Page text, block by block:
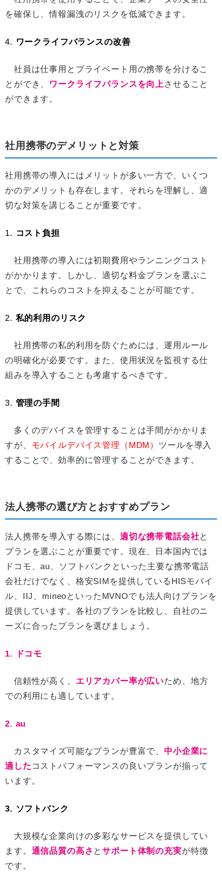
を確保し、情報漏洩のリスクを低減できます。
4. ワークライフバランスの改善
社員は仕事用とプライベート用の携帯を分けるこ
とができ、 ワークライフバランスを向上させること
ができます。
社用携帯のデメリットと対策
社用携帯の導入にはメリットが多い一方で、いくつ
かのデメリットも存在します。それらを理解し、適
切な対策を講じることが重要です。
1. コスト負担
社用携帯の導入には初期費用やランニングコスト
がかかります。しかし、適切な料金プランを選ぶこ
とで、これらのコストを抑えることが可能です。
2. 私的利用のリスク
社用携帯の私的利用を防ぐためには、運用ルール
の明確化が必要です。また、使用状況を監視する仕
組みを導入することも考慮するべきです。
3. 管理の手間
多くのデバイスを管理することは手間がかかりま
すが、 モバイルデバイス管理（MDM） ツールを導入
することで、効率的に管理することができます。
法人携帯の選び方とおすすめプラン
法人携帯を導入する際には、 適切な携帯電話会社と
プランを選ぶことが重要です。現在、日本国内では
ドコモ、au、ソフトバンクといった主要な携帯電話
会社だけでなく、格安SIMを提供しているHISモバイ
ル、IIJ、mineoといったMVNOでも法人向けプランを
提供しています。各社のプランを比較し、自社のニ
ーズに合ったプランを選びましょう。
1. ドコモ
信頼性が高く、 エリアカバー率が広いため、地方
での利用にも適しています。
2. au
カスタマイズ可能なプランが豊富で、 中小企業に
適した コストパフォーマンスの良いプランが揃って
います。
3. ソフトバンク
大規模な企業向けの多彩なサービスを提供してい
ます。 通信品質の高さ とサポート体制の充実が特徴
です。